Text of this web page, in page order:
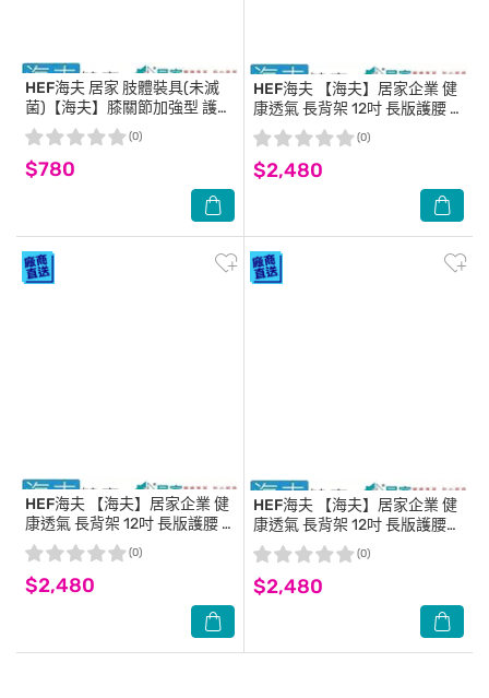
HEF海夫 居家 肢體裝具(未滅
菌)【海夫】膝關節加強型 護膝
L號(H0018)
$780
(0)
HEF海夫 【海夫】居家企業 健
康透氣 長背架 12吋 長版護腰 S
號(H3331)
$2,480
(0)
HEF海夫 【海夫】居家企業 健
康透氣 長背架 12吋 長版護腰 L
號(H3331)
$2,480
(0)
HEF海夫 【海夫】居家企業 健
康透氣 長背架 12吋 長版護腰
XL號(H3331)
$2,480
(0)